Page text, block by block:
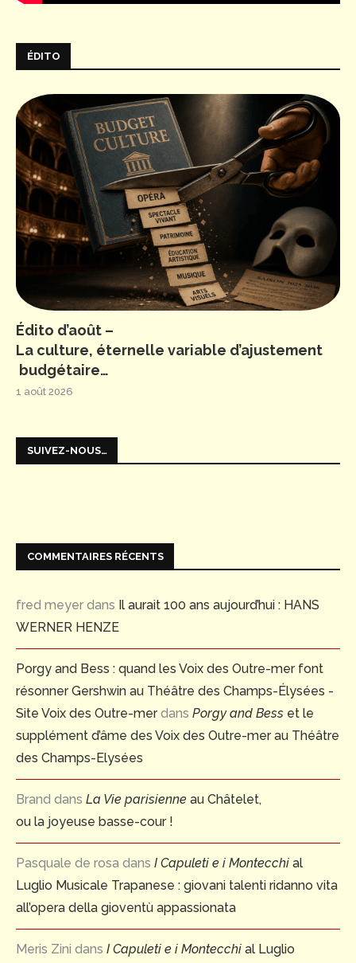
ÉDITO
Édito d’août –
La culture, éternelle variable d’ajustement
budgétaire…
1 août 2026
SUIVEZ-NOUS…
COMMENTAIRES RÉCENTS
fred meyer dans Il aurait 100 ans aujourd’hui : HANS
WERNER HENZE
Porgy and Bess : quand les Voix des Outre-mer font
résonner Gershwin au Théâtre des Champs-Élysées -
Site Voix des Outre-merdans Porgy and Bess et le
supplément d’âme des Voix des Outre-mer au Théâtre
des Champs-Elysées
Brand dans La Vie parisienne au Châtelet,
ou la joyeuse basse-cour !
Pasquale de rosa dans I Capuleti e i Montecchi al
Luglio Musicale Trapanese : giovani talenti ridanno vita
all’opera della gioventù appassionata
Meris Zini dans I Capuleti e i Montecchi al Luglio